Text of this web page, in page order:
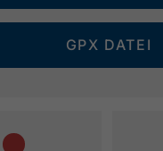
Loipe Pletzach-Gern -
GPX DATEI